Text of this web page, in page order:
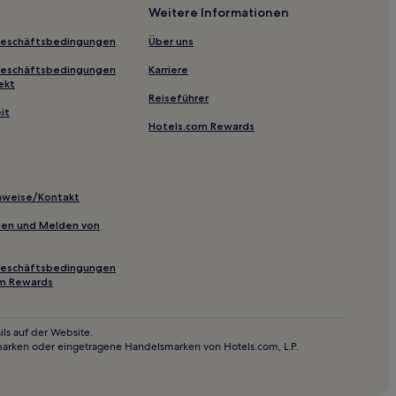
del Camp
Kontakt
und Melden von
Rewards
Weitere Informationen
Über uns
Karriere
Reiseführer
Hotels.com Rewards
auf der Website.
oder eingetragene Handelsmarken von Hotels.com, L.P.